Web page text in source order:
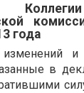
года
и
в